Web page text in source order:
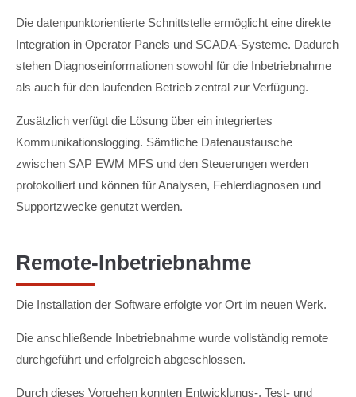
Die datenpunktorientierte Schnittstelle ermöglicht eine direkte
Integration in Operator Panels und SCADA-Systeme. Dadurch
stehen Diagnoseinformationen sowohl für die Inbetriebnahme
als auch für den laufenden Betrieb zentral zur Verfügung.
Zusätzlich verfügt die Lösung über ein integriertes
Kommunikationslogging. Sämtliche Datenaustausche
zwischen SAP EWM MFS und den Steuerungen werden
protokolliert und können für Analysen, Fehlerdiagnosen und
Supportzwecke genutzt werden.
Remote-Inbetriebnahme
Die Installation der Software erfolgte vor Ort im neuen Werk.
Die anschließende Inbetriebnahme wurde vollständig remote
durchgeführt und erfolgreich abgeschlossen.
Durch dieses Vorgehen konnten Entwicklungs-, Test- und